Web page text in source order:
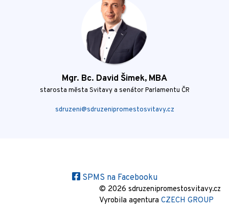
Mgr. Bc. David Šimek, MBA
starosta města Svitavy a senátor Parlamentu ČR
sdruzeni@sdruzenipromestosvitavy.cz
SPMS na Facebooku
© 2026 sdruzenipromestosvitavy.cz
Vyrobila agentura CZECH GROUP